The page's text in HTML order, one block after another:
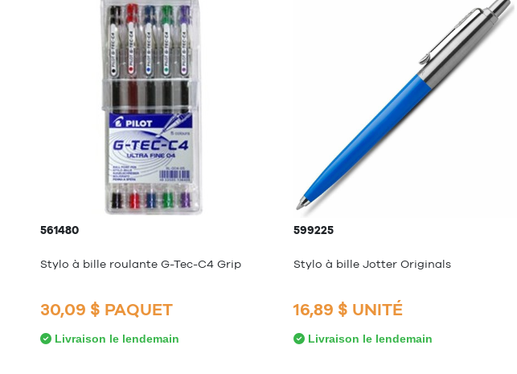
561480
Stylo à bille roulante G-Tec-C4 Grip
30,09 $ PAQUET
Livraison le lendemain
599225
Stylo à bille Jotter Originals
16,89 $ UNITÉ
Livraison le lendemain